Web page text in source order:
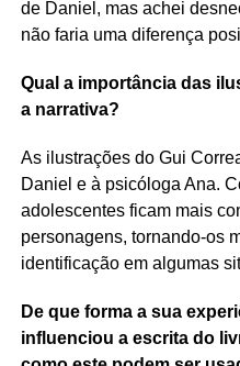
de Daniel, mas achei
não faria uma diferença
Qual a importância das
a narrativa?
As ilustrações do Gui
Daniel e à psicóloga Ana.
adolescentes ficam mais
personagens, tornando-os
identificação em algumas
De que forma a sua
influenciou a escrita do